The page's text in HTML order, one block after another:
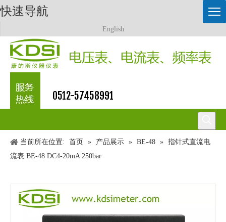
快速导航
English
0512-57458991
当前所在位置: 首页 » 产品展示 » BE-48 » 指针式直流电
流表 BE-48 DC4-20mA 250bar